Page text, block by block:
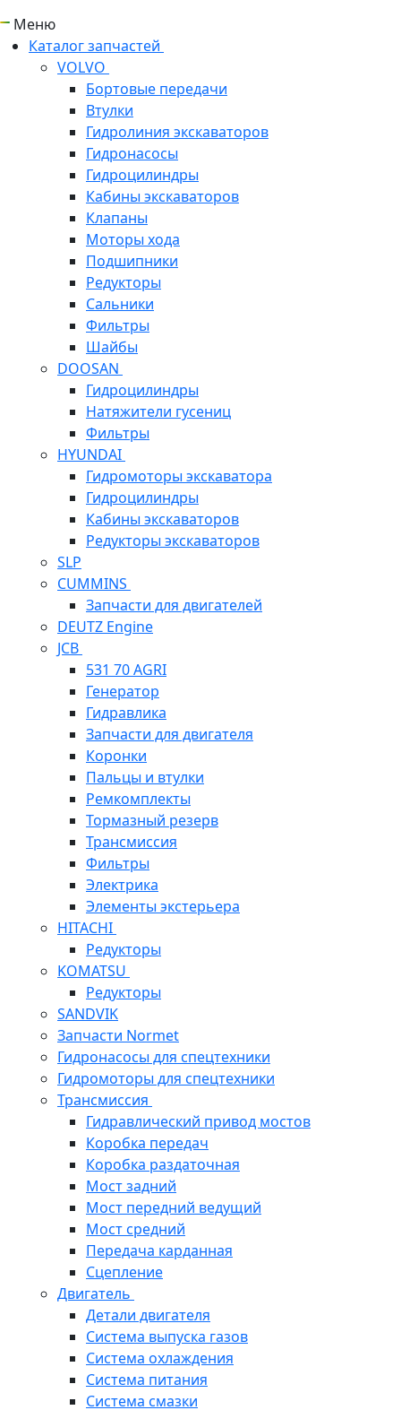
Меню
Каталог запчастей
VOLVO
Бортовые передачи
Втулки
Гидролиния экскаваторов
Гидронасосы
Гидроцилиндры
Кабины экскаваторов
Клапаны
Моторы хода
Подшипники
Редукторы
Сальники
Фильтры
Шайбы
DOOSAN
Гидроцилиндры
Натяжители гусениц
Фильтры
HYUNDAI
Гидромоторы экскаватора
Гидроцилиндры
Кабины экскаваторов
Редукторы экскаваторов
SLP
CUMMINS
Запчасти для двигателей
DEUTZ Engine
JCB
531 70 AGRI
Генератор
Гидравлика
Запчасти для двигателя
Коронки
Пальцы и втулки
Ремкомплекты
Тормазный резерв
Трансмиссия
Фильтры
Электрика
Элементы экстерьера
HITACHI
Редукторы
KOMATSU
Редукторы
SANDVIK
Запчасти Normet
Гидронасосы для спецтехники
Гидромоторы для спецтехники
Трансмиссия
Гидравлический привод мостов
Коробка передач
Коробка раздаточная
Мост задний
Мост передний ведущий
Мост средний
Передача карданная
Сцепление
Двигатель
Детали двигателя
Система выпуска газов
Система охлаждения
Система питания
Система смазки